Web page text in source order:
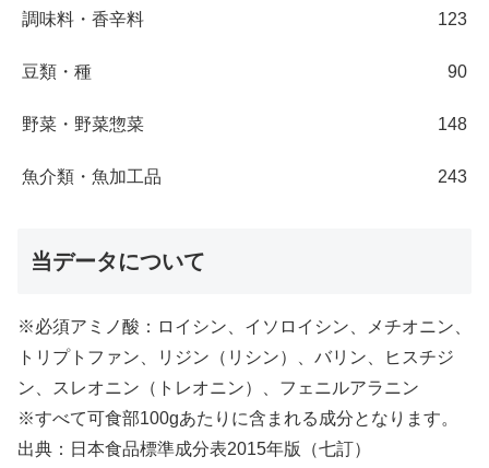
調味料・香辛料 123
豆類・種 90
野菜・野菜惣菜 148
魚介類・魚加工品 243
当データについて
※必須アミノ酸：ロイシン、イソロイシン、メチオニン、
トリプトファン、リジン（リシン）、バリン、ヒスチジ
ン、スレオニン（トレオニン）、フェニルアラニン
※すべて可食部100gあたりに含まれる成分となります。
出典：日本食品標準成分表2015年版（七訂）